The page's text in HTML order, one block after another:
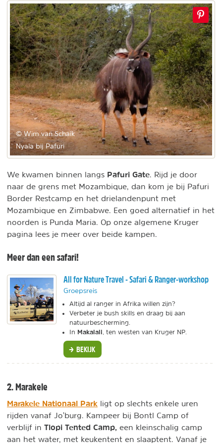
© Wim van Schaik
Nyala bij Pafuri
We kwamen binnen langs Pafuri Gate. Rijd je door
naar de grens met Mozambique, dan kom je bij Pafuri
Border Restcamp en het drielandenpunt met
Mozambique en Zimbabwe. Een goed alternatief in het
noorden is Punda Maria. Op onze algemene Kruger
pagina lees je meer over beide kampen.
Meer dan een safari!
All for Nature Travel - Safari & Ranger-workshop
Groepsreis
Altijd al ranger in Afrika willen zijn?
Verbeter je bush skills en draag bij aan
natuurbescherming.
In Makalali , ten westen van Kruger NP.
BEKIJK
2. Marakele
Marakele Nationaal Park ligt op slechts enkele uren
rijden vanaf Jo'burg. Kampeer bij Bontl Camp of
verblijf in Tlopi Tented Camp, een kleinschalig camp
aan het water, met keukentent en slaaptent. Vanaf je